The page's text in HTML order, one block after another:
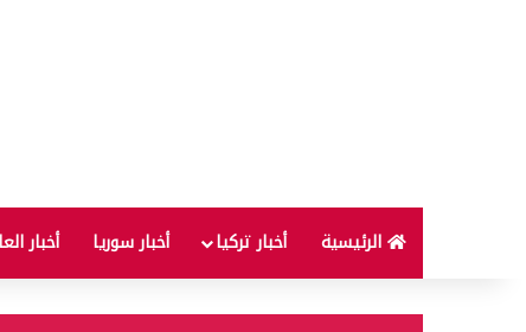
الرئيسية أخبار تركيا أخبار سوريا أخبار